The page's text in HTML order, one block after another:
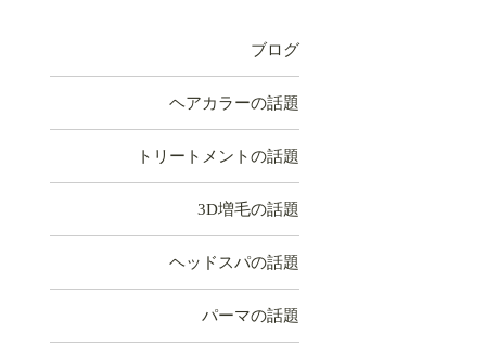
ブログ
ヘアカラーの話題
トリートメントの話題
3D増毛の話題
ヘッドスパの話題
パーマの話題